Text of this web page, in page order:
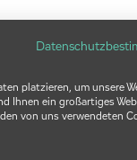
platzieren, um unsere
Ihnen ein großartiges
von uns verwendeten